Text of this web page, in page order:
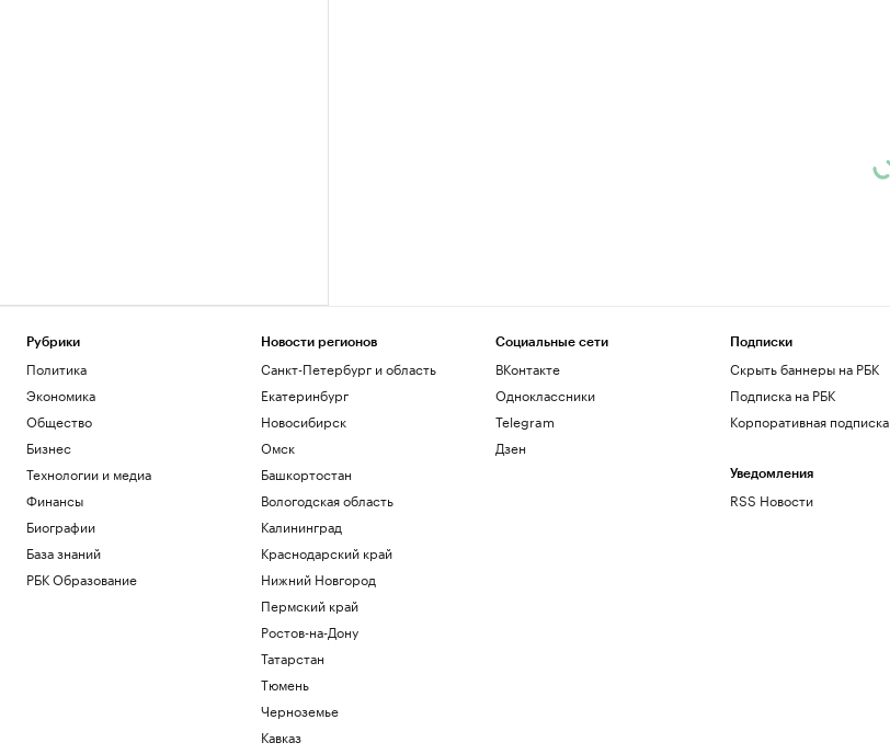
Рубрики
Политика
Экономика
Общество
Бизнес
Технологии и медиа
Финансы
Биографии
База знаний
РБК Образование
Новости регионов
Санкт-Петербург и область
Екатеринбург
Новосибирск
Омск
Башкортостан
Вологодская область
Калининград
Краснодарский край
Нижний Новгород
Пермский край
Ростов-на-Дону
Татарстан
Тюмень
Черноземье
Кавказ
Социальные сети
ВКонтакте
Одноклассники
Telegram
Дзен
Подписки
Скрыть баннеры на РБК
Подписка на РБК
Корпоративная подписка
Уведомления
RSS Новости